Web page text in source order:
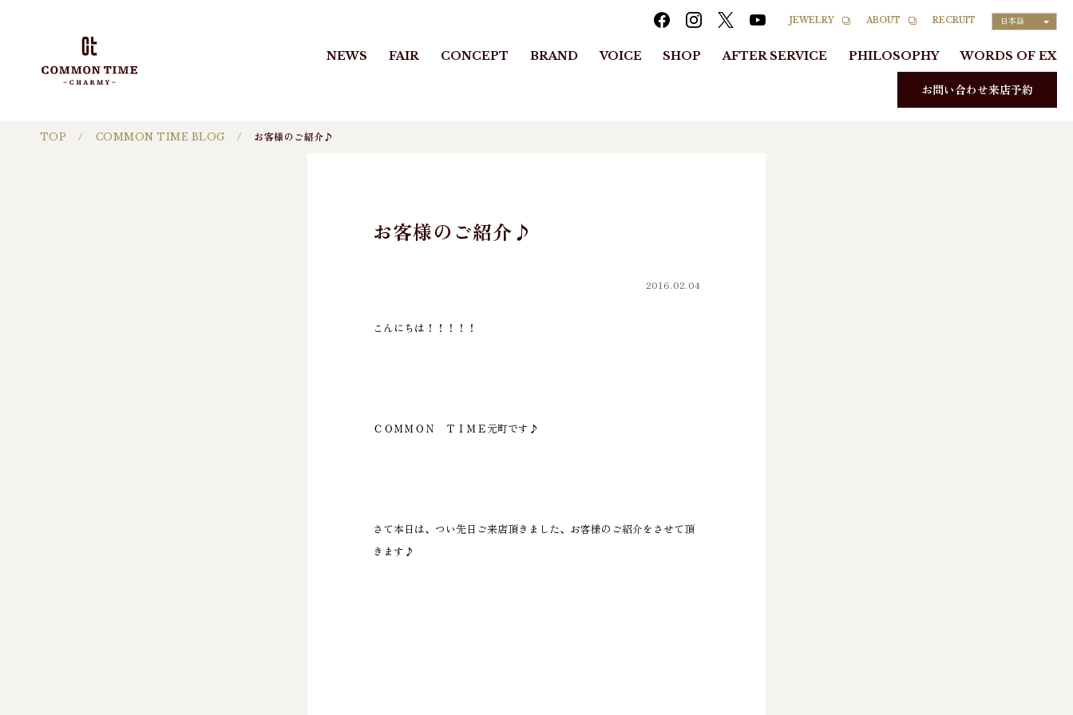
JEWELRY ABOUT RECRUIT 日本語
NEWS FAIR CONCEPT BRAND VOICE SHOP AFTER SERVICE PHILOSOPHY WORDS OF EX
お問い合わせ来店予約
TOP COMMON TIME BLOG お客様のご紹介♪
お客様のご紹介♪
2016.02.04
こんにちは！！！！！
ＣＯＭＭＯＮ ＴＩＭＥ元町です♪
さて本日は、つい先日ご来店頂きました、 お客様のご紹介をさせて頂
きます♪